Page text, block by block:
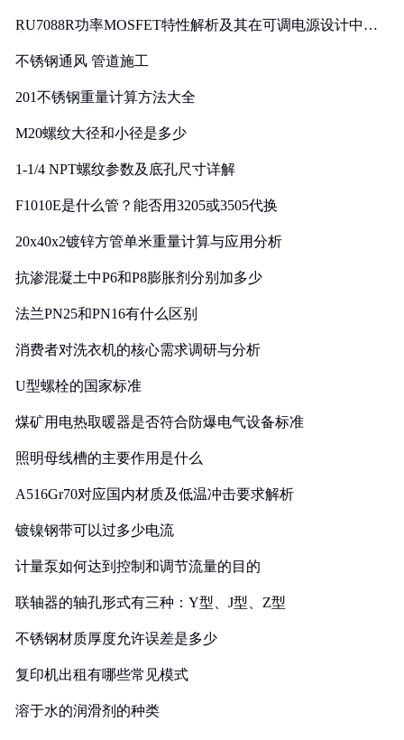
RU7088R功率MOSFET特性解析及其在可调电源设计中的
不锈钢通风 管道施工
201不锈钢重量计算方法大全
M20螺纹大径和小径是多少
1-1/4 NPT螺纹参数及底孔尺寸详解
F1010E是什么管？能否用3205或3505代换
20x40x2镀锌方管单米重量计算与应用分析
抗渗混凝土中P6和P8膨胀剂分别加多少
法兰PN25和PN16有什么区别
消费者对洗衣机的核心需求调研与分析
U型螺栓的国家标准
煤矿用电热取暖器是否符合防爆电气设备标准
照明母线槽的主要作用是什么
A516Gr70对应国内材质及低温冲击要求解析
镀镍钢带可以过多少电流
计量泵如何达到控制和调节流量的目的
联轴器的轴孔形式有三种：Y型、J型、Z型
不锈钢材质厚度允许误差是多少
复印机出租有哪些常见模式
溶于水的润滑剂的种类